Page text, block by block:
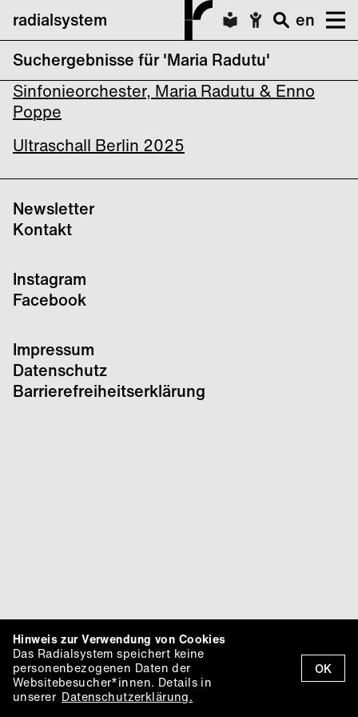
radialsystem
en
Suchergebnisse für 'Maria Radutu'
Ultraschall Berlin 2025: Rundfunk-
Sinfonieorchester, Maria Radutu & Enno
Poppe
Ultraschall Berlin 2025
Newsletter
Kontakt
Instagram
Facebook
Impressum
Datenschutz
Barrierefreiheitserklärung
OK
Hinweis zur Verwendung von Cookies
Das Radialsystem speichert keine
personenbezogenen Daten der
Websitebesucher*innen. Details in
unserer Datenschutzerklärung.